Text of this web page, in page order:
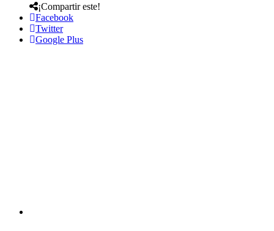
¡Compartir este!
Facebook
Twitter
Google Plus